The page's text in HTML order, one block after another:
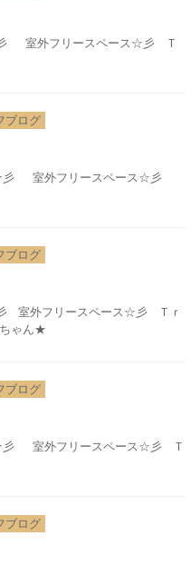
室外フリースペース☆彡 Ｔ
ブログ
彡 室外フリースペース☆彡
ブログ
室外フリースペース☆彡 Ｔｒ
ゃん★
ブログ
彡 室外フリースペース☆彡 Ｔ
ブログ